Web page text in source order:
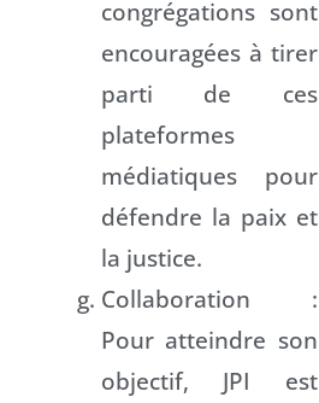
congrégations sont
encouragées à tirer
parti de ces
plateformes
médiatiques pour
défendre la paix et
la justice.
Collaboration :
Pour atteindre son
objectif, JPI est